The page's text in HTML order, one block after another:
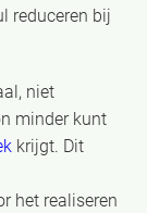
reduceren bij
niet
minder kunt
krijgt. Dit
het realiseren